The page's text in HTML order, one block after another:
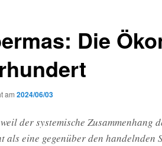
Die
am 2024/06/03
der systemische
als eine gegenüber den